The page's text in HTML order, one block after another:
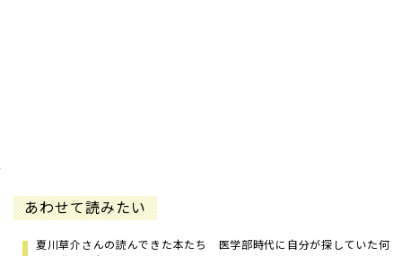
あわせて読みたい
夏川草介さんの読んできた本たち 医学部時代に自分が探していた何